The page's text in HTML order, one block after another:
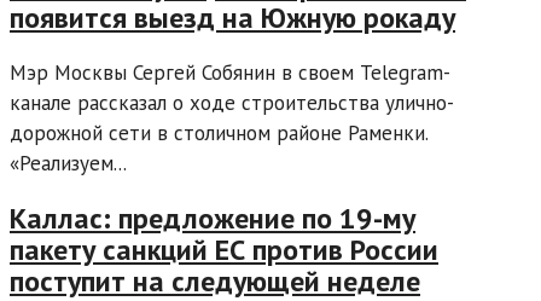
появится выезд на Южную рокаду
Мэр Москвы Сергей Собянин в своем Telegram-
канале рассказал о ходе строительства улично-
дорожной сети в столичном районе Раменки.
«Реализуем...
Каллас: предложение по 19-му
пакету санкций ЕС против России
поступит на следующей неделе